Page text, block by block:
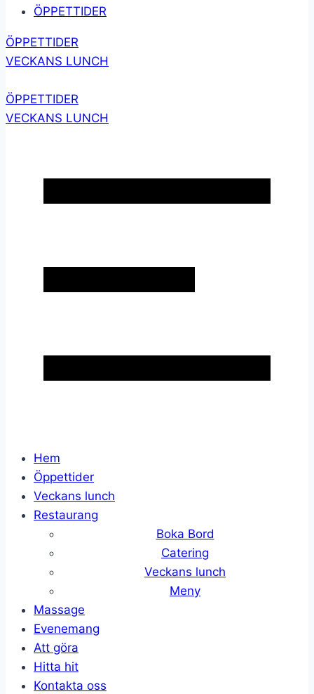
ÖPPETTIDER
ÖPPETTIDER
VECKANS LUNCH
ÖPPETTIDER
VECKANS LUNCH
Hem
Öppettider
Veckans lunch
Restaurang
Boka Bord
Catering
Veckans lunch
Meny
Massage
Evenemang
Att göra
Hitta hit
Kontakta oss